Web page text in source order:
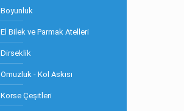
Boyunluk
El Bilek ve Parmak Atelleri
Dirseklik
Omuzluk - Kol Askısı
Korse Çeşitleri